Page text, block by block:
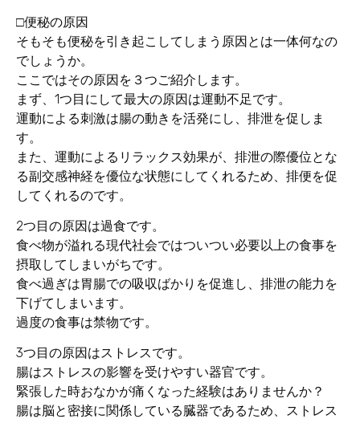
□便秘の原因
そもそも便秘を引き起こしてしまう原因とは一体何なの
でしょうか。
ここではその原因を３つご紹介します。
まず、1つ目にして最大の原因は運動不足です。
運動による刺激は腸の動きを活発にし、排泄を促しま
す。
また、運動によるリラックス効果が、排泄の際優位とな
る副交感神経を優位な状態にしてくれるため、排便を促
してくれるのです。
2つ目の原因は過食です。
食べ物が溢れる現代社会ではついつい必要以上の食事を
摂取してしまいがちです。
食べ過ぎは胃腸での吸収ばかりを促進し、排泄の能力を
下げてしまいます。
過度の食事は禁物です。
3つ目の原因はストレスです。
腸はストレスの影響を受けやすい器官です。
緊張した時おなかが痛くなった経験はありませんか？
腸は脳と密接に関係している臓器であるため、ストレス